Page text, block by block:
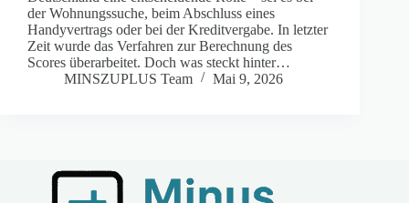
der Wohnungssuche, beim Abschluss eines
Handyvertrags oder bei der Kreditvergabe. In letzter
Zeit wurde das Verfahren zur Berechnung des
Scores überarbeitet. Doch was steckt hinter…
MINSZUPLUS Team
Mai 9, 2026